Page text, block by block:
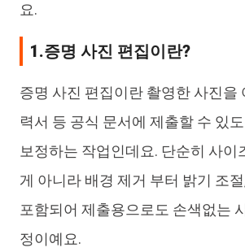
요.
1.증명 사진 편집이란?
증명 사진 편집이란 촬영한 사진을
력서 등 공식 문서에 제출할 수 있
보정하는 작업인데요. 단순히 사이
게 아니라 배경 제거 부터 밝기 조
포함되어 제출용으로도 손색없는
정이예요.